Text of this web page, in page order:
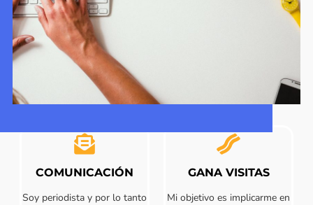
COMUNICACIÓN
Soy periodista y por lo tanto
GANA VISITAS
Mi objetivo es implicarme en